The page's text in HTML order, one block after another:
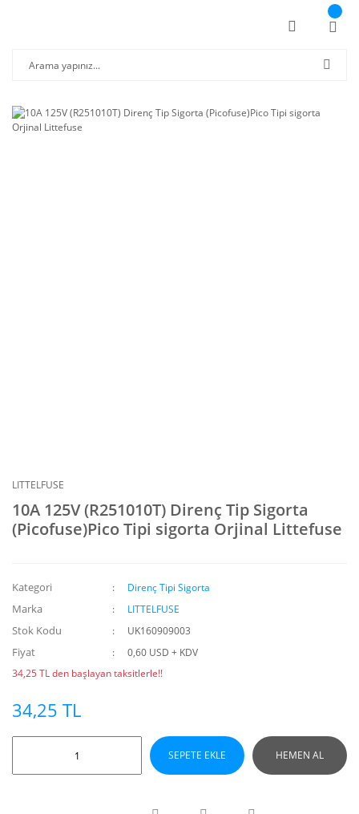
LITTELFUSE
10A 125V (R251010T) Direnç Tip Sigorta
(Picofuse)Pico Tipi sigorta Orjinal Littefuse
Kategori Direnç Tipi Sigorta
Marka LITTELFUSE
Stok Kodu UK160909003
Fiyat
0,60 USD + KDV
34,25 TL den başlayan taksitlerle!!
34,25 TL
SEPETE EKLE HEMEN AL